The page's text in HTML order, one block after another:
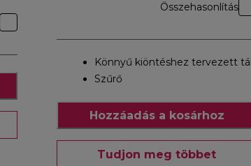
Összehasonlítás
Könnyű kiöntéshez tervezett
Szűrő
Hozzáadás a kosárhoz
Tudjon meg többet